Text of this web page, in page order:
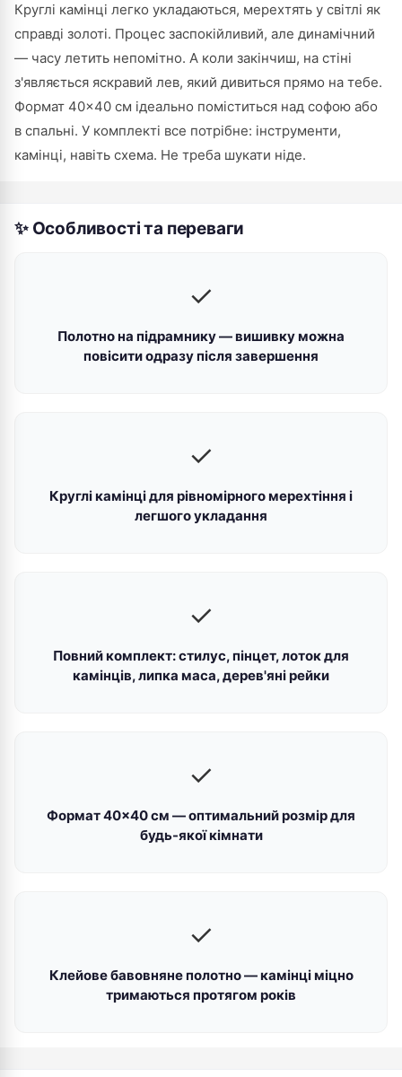
Круглі камінці легко укладаються, мерехтять у світлі як
справді золоті. Процес заспокійливий, але динамічний
— часу летить непомітно. А коли закінчиш, на стіні
з'являється яскравий лев, який дивиться прямо на тебе.
Формат 40×40 см ідеально поміститься над софою або
в спальні. У комплекті все потрібне: інструменти,
камінці, навіть схема. Не треба шукати ніде.
✨ Особливості та переваги
✓
Полотно на підрамнику — вишивку можна
повісити одразу після завершення
✓
Круглі камінці для рівномірного мерехтіння і
легшого укладання
✓
Повний комплект: стилус, пінцет, лоток для
камінців, липка маса, дерев'яні рейки
✓
Формат 40×40 см — оптимальний розмір для
будь-якої кімнати
✓
Клейове бавовняне полотно — камінці міцно
тримаються протягом років